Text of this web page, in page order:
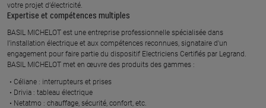
votre projet d’électricité.
Expertise et compétences multiples​
​BASIL MICHELOT est une entreprise professionnelle spécialisée dans
l’installation électrique et aux compétences reconnues, ​signataire d'un
engagement pour faire partie du dispositif Electriciens Certifiés par Legrand​.
BASIL MICHELOT met en œuvre des produits des gammes : ​
Céliane : interrupteurs et prises ​
Drivia : tableau électrique ​
Netatmo : chauffage, sécurité, confort, etc.​